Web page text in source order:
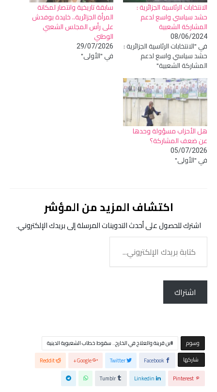
الانتخابات الرئاسية الجزائرية :
حشد سياسي واسع لدعم
المشاركة الشعبية
08/06/2024
في "الانتخابات الرئاسية الجزائرية :
حشد سياسي واسع لدعم
المشاركة الشعبية"
سابقة تاريخية وانتصار لمكانة
المرأة الجزائرية.. خليدة بوفدش
على رأس المجلس الشعبي
الوطني
29/07/2026
في "الأولى"
هل الأحزاب مسؤولة وحدها
عن ضعف المشاركة؟
05/07/2026
في "الأولى"
اكتشاف المزيد من المؤشر
اشترك للحصول على أحدث التدوينات المرسلة إلى بريدك الإلكتروني.
بريدك
الإلكتروني...
اشتراك
‫‫‫‫وسوم‬
بن قرينة والعلاج في الخارج.. سقوط خطاب الشعبوية الدينية
‫‫ شاركها‬
Facebook
Twitter
Google+
Reddit
Pinterest
Linkedin
Tumblr